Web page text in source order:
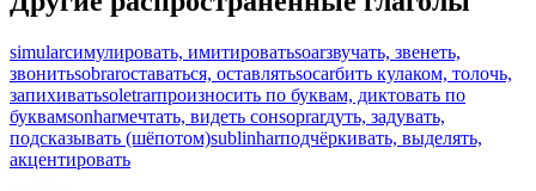
simularсимулировать, имитироватьsoarзвучать, звенеть,
звонитьsobrarоставаться, оставлятьsocarбить кулаком, толочь,
запихиватьsoletrarпроизносить по буквам, диктовать по
буквамsonharмечтать, видеть сонsoprarдуть, задувать,
подсказывать (шёпотом)sublinharподчёркивать, выделять,
акцентировать